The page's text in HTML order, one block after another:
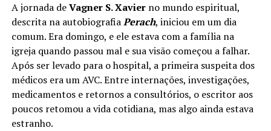
A jornada deVagner S. Xavierno mundo espiritual,
descrita na autobiografiaPerach, iniciou em um dia
comum. Era domingo, e ele estava com a família na
igreja quando passou mal e sua visão começou a falhar.
Após ser levado para o hospital, a primeira suspeita dos
médicos era um AVC. Entre internações, investigações,
medicamentos e retornos a consultórios, o escritor aos
poucos retomou a vida cotidiana, mas algo ainda estava
estranho.